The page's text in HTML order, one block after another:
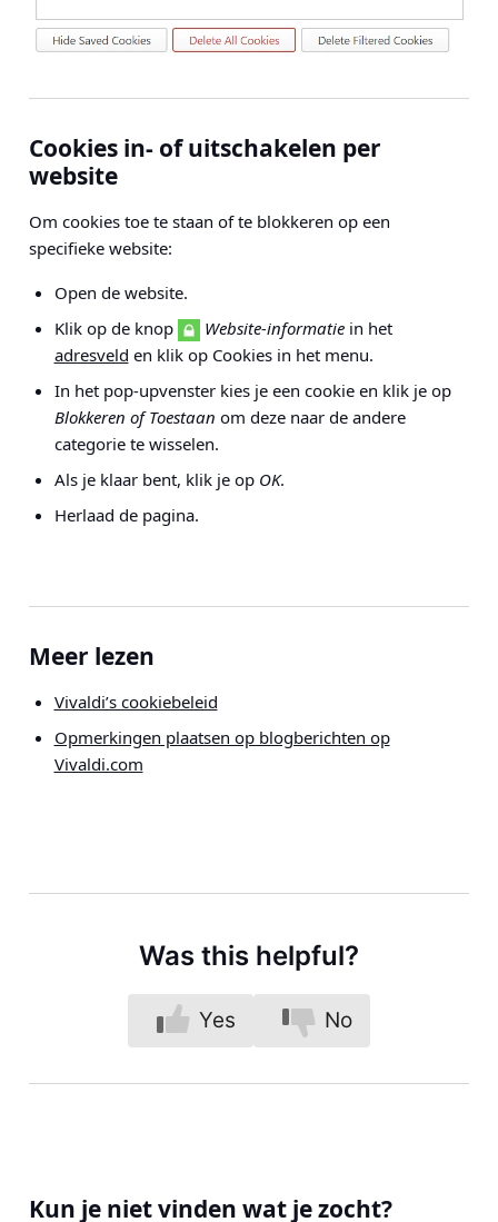
Cookies in- of uitschakelen per
website
Om cookies toe te staan of te blokkeren op een
specifieke website:
Open de website.
Klik op de knop
Website-informatiein het
adresveld en klik op Cookies in het menu.
In het pop-upvenster kies je een cookie en klik je op
Blokkeren of Toestaan om deze naar de andere
categorie te wisselen.
Als je klaar bent, klik je op OK.
Herlaad de pagina.
Meer lezen
Vivaldi’s cookiebeleid
Opmerkingen plaatsen op blogberichten op
Vivaldi.com
Was this helpful?
Yes No
Kun je niet vinden wat je zocht?